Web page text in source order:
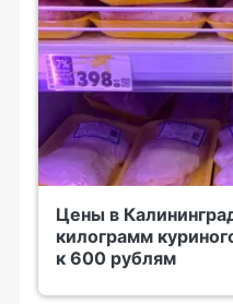
Цены в
килограмм
к 600 рублям